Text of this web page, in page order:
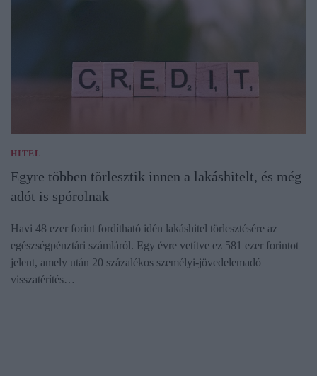
HITEL
Egyre többen törlesztik innen a lakáshitelt, és még
adót is spórolnak
Havi 48 ezer forint fordítható idén lakáshitel törlesztésére az
egészségpénztári számláról. Egy évre vetítve ez 581 ezer forintot
jelent, amely után 20 százalékos személyi‑jövedelemadó
visszatérítés…